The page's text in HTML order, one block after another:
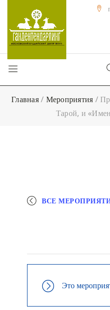
Главная/ Мероприятия /
Тарой, и
ВСЕ
Это